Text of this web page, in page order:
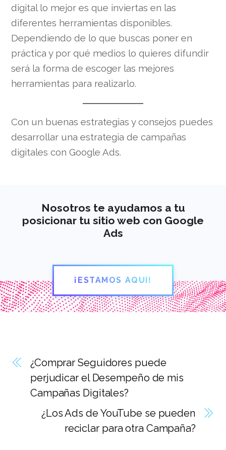
digital lo mejor es que inviertas en las
diferentes herramientas disponibles.
Dependiendo de lo que buscas poner en
práctica y por qué medios lo quieres difundir
será la forma de escoger las mejores
herramientas para realizarlo.
Con un buenas estrategias y consejos puedes
desarrollar una estrategia de campañas
digitales con Google Ads.
Nosotros te ayudamos a tu
posicionar tu sitio web con Google
Ads
¡ESTAMOS AQUÍ!
¿Comprar Seguidores puede
perjudicar el Desempeño de mis
Campañas Digitales?
¿Los Ads de YouTube se pueden
reciclar para otra Campaña?